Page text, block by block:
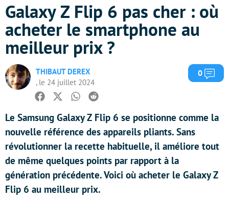
Galaxy Z Flip 6 pas cher : où
acheter le smartphone au
meilleur prix ?
THIBAUT DEREX
, le 24 juillet 2024
0
Facebook
TwitterWhatsapp
Reddit
Le Samsung Galaxy Z Flip 6 se positionne comme la
nouvelle référence des appareils pliants. Sans
révolutionner la recette habituelle, il améliore tout
de même quelques points par rapport à la
génération précédente. Voici où acheter le Galaxy Z
Flip 6 au meilleur prix.